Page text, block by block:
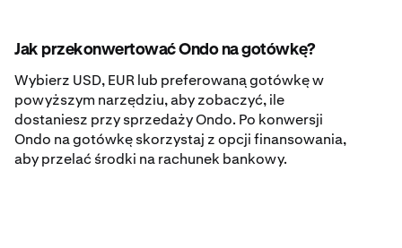
Jak przekonwertować Ondo na gotówkę?
Wybierz USD, EUR lub preferowaną gotówkę w
powyższym narzędziu, aby zobaczyć, ile
dostaniesz przy sprzedaży Ondo. Po konwersji
Ondo na gotówkę skorzystaj z opcji finansowania,
aby przelać środki na rachunek bankowy.